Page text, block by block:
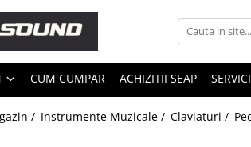
CUM CUMPAR ACHIZITII SEAP
/ Instrumente Muzicale / Claviaturi /